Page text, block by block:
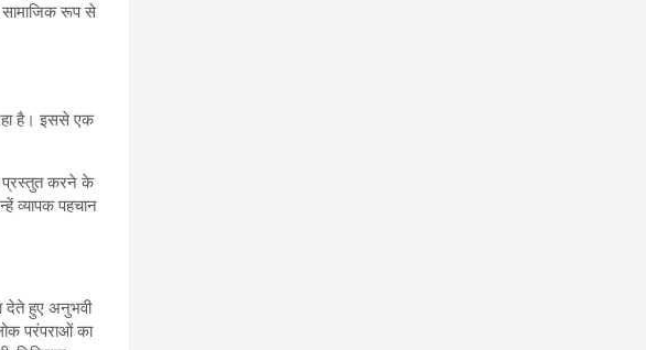
सामाजिक रूप से
है। इससे एक
प्रस्तुत करने के
व्यापक पहचान
देते हुए अनुभवी
परंपराओं का